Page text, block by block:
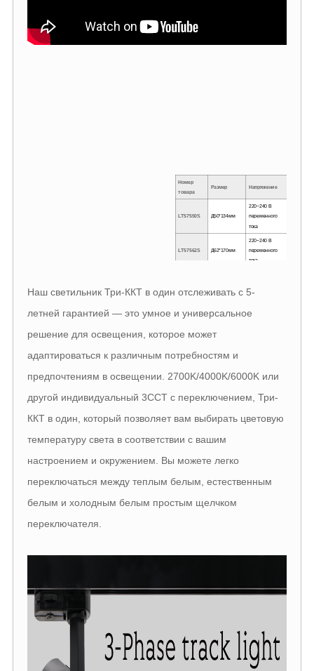
Номер
товара
Размер Напряжение
LT57550S Д50*134мм
220~240 В
переменного
тока
LT57562S Д62*170мм
220~240 В
переменного
тока
тока
LT57580S Д80*186мм
LT57594S Д94*190мм
Наш светильник Три-ККТ в один отслеживать с 5-
летней гарантией — это умное и универсальное
решение для освещения, которое может
адаптироваться к различным потребностям и
предпочтениям в освещении. 2700K/4000K/6000K или
другой индивидуальный 3CCT с переключением, Три-
ККТ в один, который позволяет вам выбирать цветовую
температуру света в соответствии с вашим
настроением и окружением. Вы можете легко
переключаться между теплым белым, естественным
белым и холодным белым простым щелчком
переключателя.